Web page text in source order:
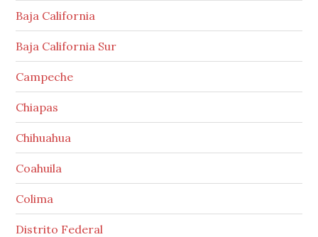
Baja California
Baja California Sur
Campeche
Chiapas
Chihuahua
Coahuila
Colima
Distrito Federal